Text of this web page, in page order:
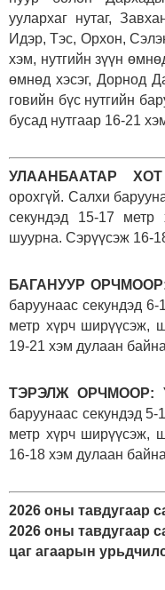
уулархаг нутаг,
Идэр, Тэс, Орхон,
хэм, нутгийн зүүн
өмнөд хэсэг, Дорнод
говийн бүс нутгийн
бусад нутгаар 16-21
УЛААНБААТАР
орохгүй. Салхи
секундэд 15-17
шуурна. Сэрүүсэж 16-
БАГАНУУР
баруунаас секундэд
метр хүрч ширүүсэж,
19-21 хэм дулаан
ТЭРЭЛЖ ОРЧМООР:
баруунаас секундэд
метр хүрч ширүүсэж,
16-18 хэм дулаан
2026 оны тавдугаар
2026 оны тавдугаар
цаг агаарын